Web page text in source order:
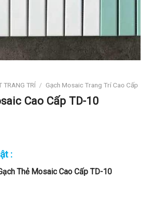
TRANG TRÍ / Gạch Mosaic Trang Trí Cao Cấp
Cao Cấp TD-10
:
Thẻ Mosaic Cao Cấp TD-10